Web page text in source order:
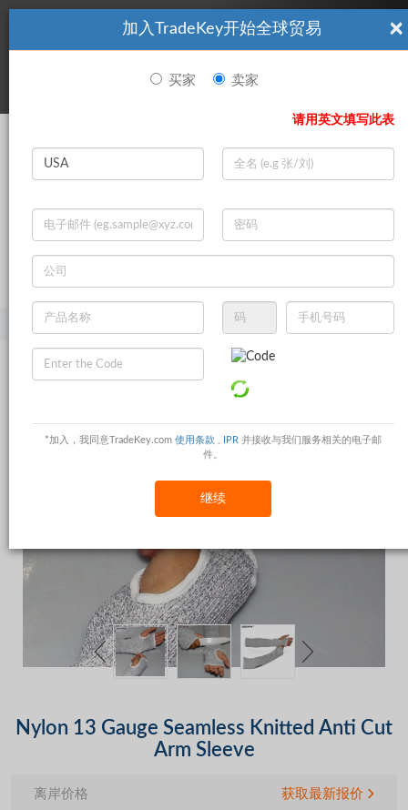
看起來你不是TradeKey.com的會員。 立即註冊，與全球超過7
百萬的進口商和出口商建立聯繫。 立即加入 |
登录
×
加入TradeKey开始全球贸易
买家 卖家
请用英文填写此表
*加入，我同意TradeKey.com 使用条款 IPR 并接收与我们服务相关的电子邮
件。
继续
产品 工作场所安全用品 安全手套
Nylon 13 Gauge Seamless Knitted Anti Cut
Arm Sleeve
离岸价格 获取最新报价